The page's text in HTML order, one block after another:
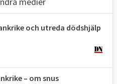
och utreda dödshjälp
– om snus